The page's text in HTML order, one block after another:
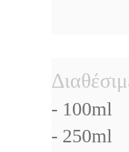
- 100ml
- 250ml